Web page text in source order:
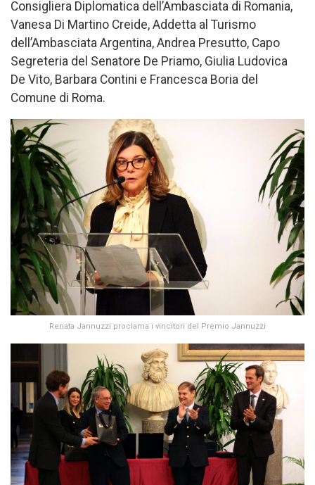
Consigliera Diplomatica dell’Ambasciata di Romania,
Vanesa Di Martino Creide, Addetta al Turismo
dell’Ambasciata Argentina, Andrea Presutto, Capo
Segreteria del Senatore De Priamo, Giulia Ludovica
De Vito, Barbara Contini e Francesca Boria del
Comune di Roma.
Renata Jannuzzi proclama i vincitori del Premio Jannuzzi